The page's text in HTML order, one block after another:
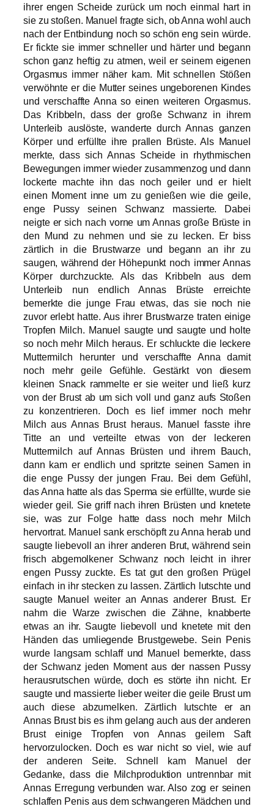
ihrer engen Scheide zurück um noch einmal hart in
sie zu stoßen. Manuel fragte sich, ob Anna wohl auch
nach der Entbindung noch so schön eng sein würde.
Er fickte sie immer schneller und härter und begann
schon ganz heftig zu atmen, weil er seinem eigenen
Orgasmus immer näher kam. Mit schnellen Stößen
verwöhnte er die Mutter seines ungeborenen Kindes
und verschaffte Anna so einen weiteren Orgasmus.
Das Kribbeln, dass der große Schwanz in ihrem
Unterleib auslöste, wanderte durch Annas ganzen
Körper und erfüllte ihre prallen Brüste. Als Manuel
merkte, dass sich Annas Scheide in rhythmischen
Bewegungen immer wieder zusammenzog und dann
lockerte machte ihn das noch geiler und er hielt
einen Moment inne um zu genießen wie die geile,
enge Pussy seinen Schwanz massierte. Dabei
neigte er sich nach vorne um Annas große Brüste in
den Mund zu nehmen und sie zu lecken. Er biss
zärtlich in die Brustwarze und begann an ihr zu
saugen, während der Höhepunkt noch immer Annas
Körper durchzuckte. Als das Kribbeln aus dem
Unterleib nun endlich Annas Brüste erreichte
bemerkte die junge Frau etwas, das sie noch nie
zuvor erlebt hatte. Aus ihrer Brustwarze traten einige
Tropfen Milch. Manuel saugte und saugte und holte
so noch mehr Milch heraus. Er schluckte die leckere
Muttermilch herunter und verschaffte Anna damit
noch mehr geile Gefühle. Gestärkt von diesem
kleinen Snack rammelte er sie weiter und ließ kurz
von der Brust ab um sich voll und ganz aufs Stoßen
zu konzentrieren. Doch es lief immer noch mehr
Milch aus Annas Brust heraus. Manuel fasste ihre
Titte an und verteilte etwas von der leckeren
Muttermilch auf Annas Brüsten und ihrem Bauch,
dann kam er endlich und spritzte seinen Samen in
die enge Pussy der jungen Frau. Bei dem Gefühl,
das Anna hatte als das Sperma sie erfüllte, wurde sie
wieder geil. Sie griff nach ihren Brüsten und knetete
sie, was zur Folge hatte dass noch mehr Milch
hervortrat. Manuel sank erschöpft zu Anna herab und
saugte liebevoll an ihrer anderen Brut, während sein
frisch abgemolkener Schwanz noch leicht in ihrer
engen Pussy zuckte. Es tat gut den großen Prügel
einfach in ihr stecken zu lassen. Zärtlich lutschte und
saugte Manuel weiter an Annas anderer Brust. Er
nahm die Warze zwischen die Zähne, knabberte
etwas an ihr. Saugte liebevoll und knetete mit den
Händen das umliegende Brustgewebe. Sein Penis
wurde langsam schlaff und Manuel bemerkte, dass
der Schwanz jeden Moment aus der nassen Pussy
herausrutschen würde, doch es störte ihn nicht. Er
saugte und massierte lieber weiter die geile Brust um
auch diese abzumelken. Zärtlich lutschte er an
Annas Brust bis es ihm gelang auch aus der anderen
Brust einige Tropfen von Annas geilem Saft
hervorzulocken. Doch es war nicht so viel, wie auf
der anderen Seite. Schnell kam Manuel der
Gedanke, dass die Milchproduktion untrennbar mit
Annas Erregung verbunden war. Also zog er seinen
schlaffen Penis aus dem schwangeren Mädchen und